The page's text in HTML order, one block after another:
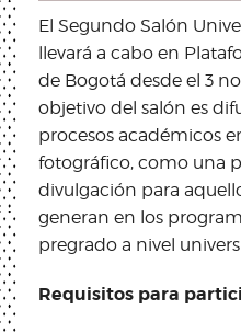
El Segundo Salón
llevará a cabo en
de Bogotá desde el 3
objetivo del salón es
procesos académicos
fotográfico, como una
divulgación para
generan en los
pregrado a nivel
Requisitos para